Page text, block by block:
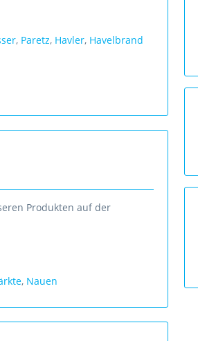
, Paretz, Havler, Havelbrand
Produkten auf der
, Nauen